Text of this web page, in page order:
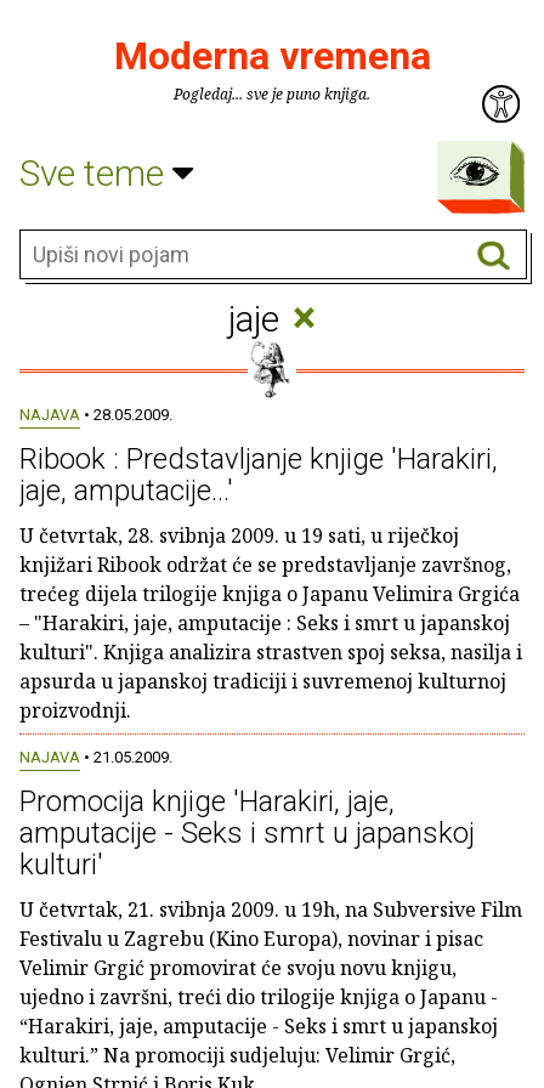
Moderna vremena
Pogledaj... sve je puno knjiga.
Sve teme
jaje ×
NAJAVA • 28.05.2009.
Ribook : Predstavljanje knjige 'Harakiri,
jaje, amputacije...'
U četvrtak, 28. svibnja 2009. u 19 sati, u riječkoj
knjižari Ribook održat će se predstavljanje završnog,
trećeg dijela trilogije knjiga o Japanu Velimira Grgića
– "Harakiri, jaje, amputacije : Seks i smrt u japanskoj
kulturi". Knjiga analizira strastven spoj seksa, nasilja i
apsurda u japanskoj tradiciji i suvremenoj kulturnoj
proizvodnji.
NAJAVA • 21.05.2009.
Promocija knjige 'Harakiri, jaje,
amputacije - Seks i smrt u japanskoj
kulturi'
U četvrtak, 21. svibnja 2009. u 19h, na Subversive Film
Festivalu u Zagrebu (Kino Europa), novinar i pisac
Velimir Grgić promovirat će svoju novu knjigu,
ujedno i završni, treći dio trilogije knjiga o Japanu -
“Harakiri, jaje, amputacije - Seks i smrt u japanskoj
kulturi.” Na promociji sudjeluju: Velimir Grgić,